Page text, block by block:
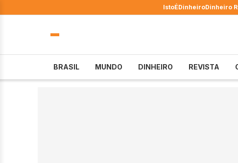
IstoÉDinheiroDinheiro
BRASIL MUNDO DINHEIRO REVISTA